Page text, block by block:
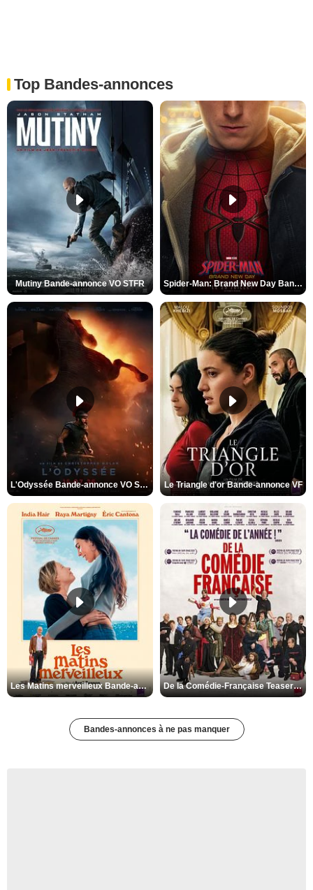
Top Bandes-annonces
Mutiny Bande-annonce VO STFR Spider-Man: Brand New Day Bande-annonce VO STFR
L'Odyssée Bande-annonce VO STFR Le Triangle d'or Bande-annonce VF
Les Matins merveilleux Bande-annonce VF De la Comédie-Française Teaser VF
Bandes-annonces à ne pas manquer